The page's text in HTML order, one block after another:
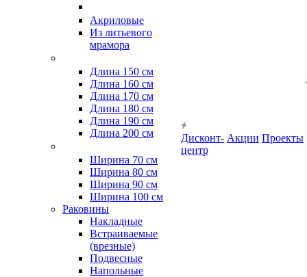
Акриловые
Из литьевого
мрамора
Длина 150 см
Длина 160 см
Длина 170 см
Длина 180 см
Длина 190 см
Длина 200 см
Ширина 70 см
Ширина 80 см
Ширина 90 см
Ширина 100 см
Раковины
Накладные
Встраиваемые
(врезные)
Подвесные
Напольные
Дисконт-
центр
Акции Проекты